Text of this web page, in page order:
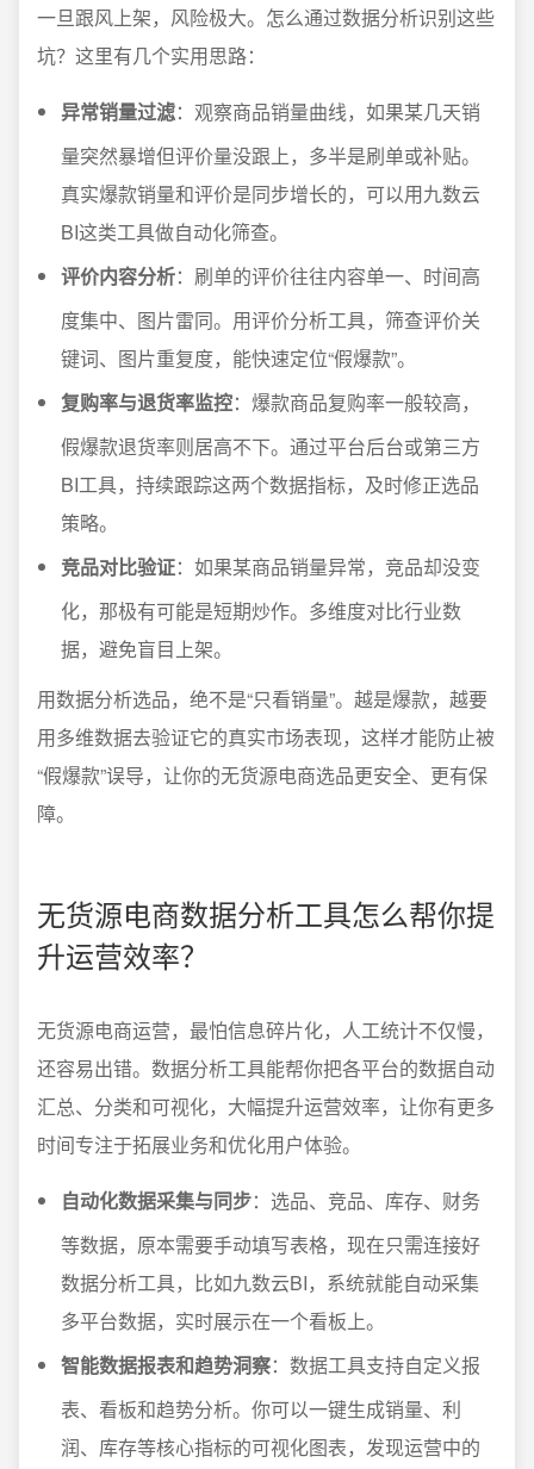
一旦跟风上架，风险极大。怎么通过数据分析识别这些
坑？这里有几个实用思路：
异常销量过滤：观察商品销量曲线，如果某几天销
量突然暴增但评价量没跟上，多半是刷单或补贴。
真实爆款销量和评价是同步增长的，可以用九数云
BI这类工具做自动化筛查。
评价内容分析：刷单的评价往往内容单一、时间高
度集中、图片雷同。用评价分析工具，筛查评价关
键词、图片重复度，能快速定位“假爆款”。
复购率与退货率监控：爆款商品复购率一般较高，
假爆款退货率则居高不下。通过平台后台或第三方
BI工具，持续跟踪这两个数据指标，及时修正选品
策略。
竞品对比验证：如果某商品销量异常，竞品却没变
化，那极有可能是短期炒作。多维度对比行业数
据，避免盲目上架。
用数据分析选品，绝不是“只看销量”。越是爆款，越要
用多维数据去验证它的真实市场表现，这样才能防止被
“假爆款”误导，让你的无货源电商选品更安全、更有保
障。
无货源电商数据分析工具怎么帮你提
升运营效率？
无货源电商运营，最怕信息碎片化，人工统计不仅慢，
还容易出错。数据分析工具能帮你把各平台的数据自动
汇总、分类和可视化，大幅提升运营效率，让你有更多
时间专注于拓展业务和优化用户体验。
自动化数据采集与同步：选品、竞品、库存、财务
等数据，原本需要手动填写表格，现在只需连接好
数据分析工具，比如九数云BI，系统就能自动采集
多平台数据，实时展示在一个看板上。
智能数据报表和趋势洞察：数据工具支持自定义报
表、看板和趋势分析。你可以一键生成销量、利
润、库存等核心指标的可视化图表，发现运营中的